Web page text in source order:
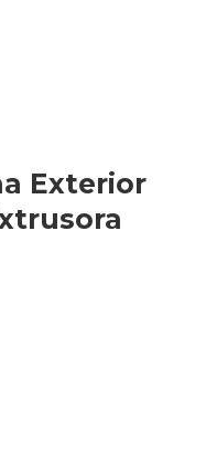
Exterior